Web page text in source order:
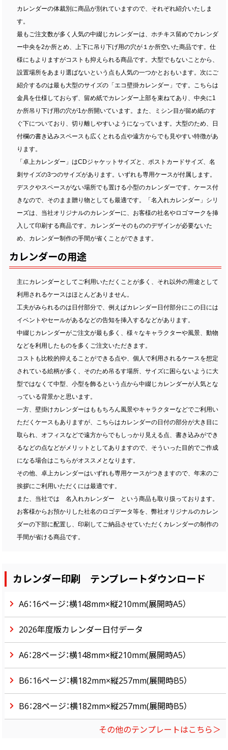
カレンダーの体裁別に商品が別れていますので、それぞれ紹介いたしま
す。
最もご注文数が多く人気の中綴じカレンダーは、ホチキス留めでカレンダ
ー中央を2か所とめ、上下に吊り下げ用の穴が１か所空いた商品です。仕
様にもよりますがコストも抑えられる商品です。大型でもないことから、
設置場所をあまり選ばないという点も人気の一つかとおもいます。次にご
紹介するのは最も大型のサイズの「エコ壁掛カレンダー」です。こちらは
金具を仕様しておらず、留め紙でカレンダー上部を束ねてあり、中央に1
か所吊り下げ用の穴が1か所開いています。また、ミシン目が留め紙のす
ぐ下についており、切り離しやすいようになっています。大型のため、日
付欄の書き込みスペースも広くとれる点や遠方からでも見やすい特徴があ
ります。
「卓上カレンダー」はCDジャケットサイズと、ポストカードサイズ、名
刺サイズの3つのサイズがあります。いずれも専用ケースが付属します。
デスクやスペースがない場所でも置ける小型のカレンダーです。ケース付
きなので、そのまま贈り物としても最適です。「名入れカレンダー」シリ
ーズは、当社オリジナルのカレンダーに、お客様の社名やロゴマークを挿
入して印刷する商品です。カレンダーそのもののデザインが必要ないた
め、カレンダー制作の手間が省くことができます。
カレンダーの用途
主にカレンダーとしてご利用いただくことが多く、それ以外の用途として
利用されるケースはほとんどありません。
工夫がみられるのは日付部分で、例えばカレンダー日付部分にこの日には
イベントやセールがあるなどの告知を挿入するなどがあります。
中綴じカレンダーがご注文が最も多く、様々なキャラクターや風景、動物
などを利用したものを多くご注文いただきます。
コストも比較的抑えることができる点や、個人で利用されるケースを想定
されている絵柄が多く、そのため吊るす場所、サイズに困らないように大
型ではなくて中型、小型を飾るという点から中綴じカレンダーが人気とな
っている背景かと思います。
一方、壁掛けカレンダーはももちろん風景やキャラクターなどでご利用い
ただくケースもありますが、こちらはカレンダーの日付の部分が大き目に
取られ、オフィスなどで遠方からでもしっかり見える点、書き込みができ
るなどの点などがメリットとしてありますので、そういった目的でご作成
になる場合はこちらがオススメとなります。
その他、卓上カレンダーはいずれも専用ケースがつきますので、年末のご
挨拶にご利用いただくには最適です。
また、当社では 名入れカレンダー という商品も取り扱っております。
お客様からお預かりした社名のロゴデータ等を、弊社オリジナルのカレン
ダーの下部に配置し、印刷してご納品させていただくカレンダーの制作の
手間が省ける商品です。
カレンダー印刷 テンプレートダウンロード
A6：16ページ：横148mm×縦210mm(展開時A5）
2026年度版カレンダー日付データ
A6：28ページ：横148mm×縦210mm(展開時A5）
B6：16ページ：横182mm×縦257mm(展開時B5）
B6：28ページ：横182mm×縦257mm(展開時B5）
その他のテンプレートはこちら＞